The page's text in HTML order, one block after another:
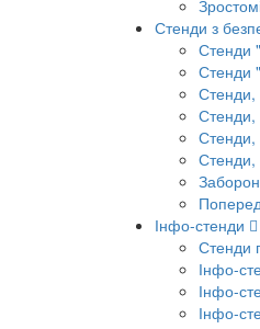
Стенди з
Стенди
Стенди
Стенди,
Стенди,
Стенди,
Інфо-стенди
Стенди
Інфо-
Інфо-
Інфо-